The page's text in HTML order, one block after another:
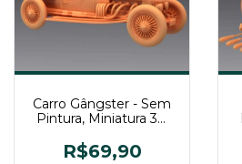
Carro Gângster - Sem
Pintura, Miniatura 3D
Mesa
R$69,90